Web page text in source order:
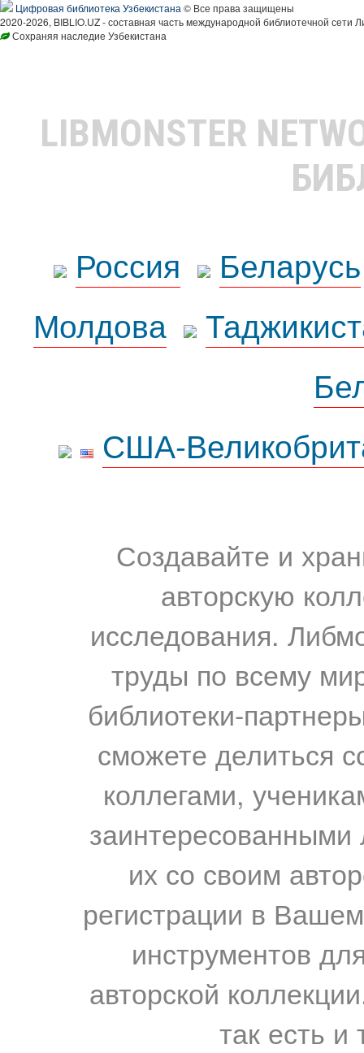
Цифровая библиотека Узбекистана © Все права защищены
2020-2026, BIBLIO.UZ - составная часть международной библиотечной сети
Сохраняя наследие Узбекистана
LIBMONSTER
Россия
Беларусь
Молдова
США-
Создавайте и
авторскую
исследования.
труды по всему
библиотеки-
сможете делиться
коллегами,
их со своим
регистрации в
инструментов
авторской
так есть и